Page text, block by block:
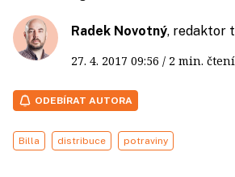
Radek Novotný, redaktor
27. 4. 2017 09:56 / 2 min.
ODEBÍRAT AUTORA
Billa distribuce potraviny